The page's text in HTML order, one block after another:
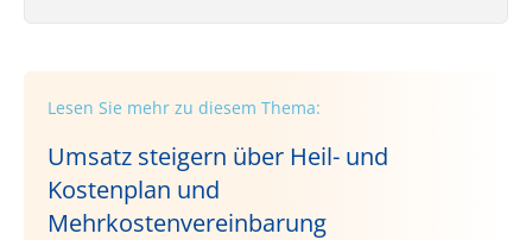
Lesen Sie mehr zu diesem Thema:
Umsatz steigern über Heil- und
Kostenplan und
Mehrkostenvereinbarung